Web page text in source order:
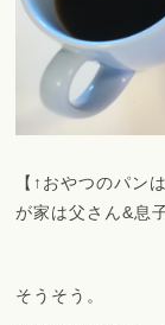
【↑おやつのパ
が家は父さん&息
そうそう。